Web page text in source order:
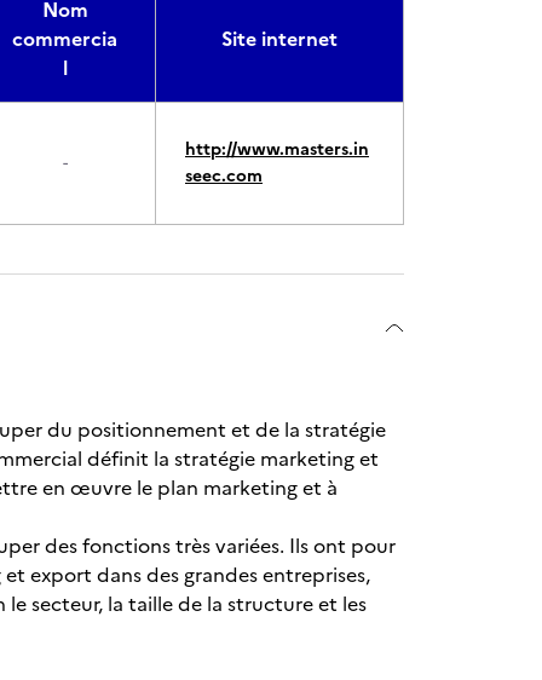
Nom
commercia
l
Site internet
-
http://www.masters.in
seec.com
du positionnement et de la stratégie
définit la stratégie marketing et
en œuvre le plan marketing et à
des fonctions très variées. Ils ont pour
export dans des grandes entreprises,
le secteur, la taille de la structure et les